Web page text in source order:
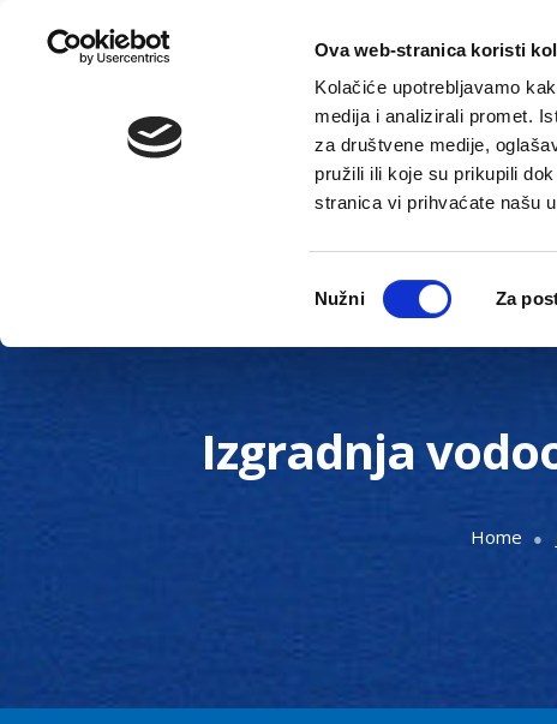
Ova web-stranica koristi
Kolačiće upotrebljavamo
medija i analizirali promet.
za društvene medije,
pružili ili koje su prikupili
stranica vi prihvaćate našu
pristanka
Nužni Za
Gradska uprava
Izgradnja
Home